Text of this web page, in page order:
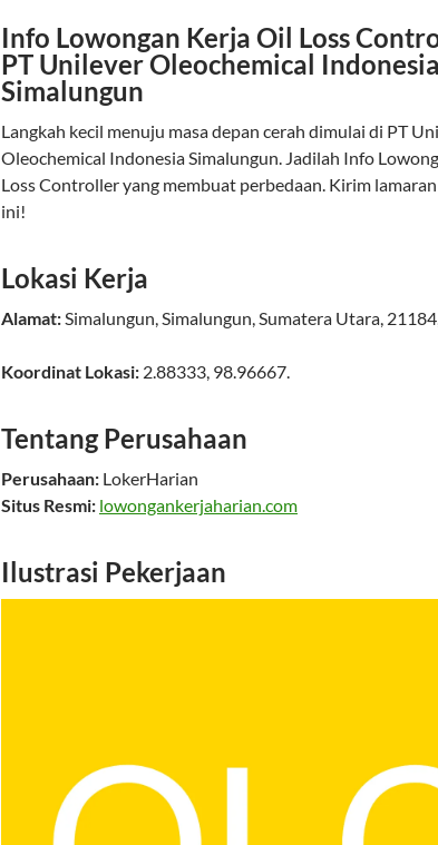
Info Lowongan Kerja Oil Loss
PT Unilever Oleochemical
Simalungun
Langkah kecil menuju masa depan cerah dimulai di PT
Oleochemical Indonesia Simalungun. Jadilah Info
Loss Controller yang membuat perbedaan. Kirim
ini!
Lokasi Kerja
Alamat:Simalungun,Simalungun,Sumatera Utara, 21184
Koordinat Lokasi: 2.88333, 98.96667.
Tentang Perusahaan
Perusahaan: LokerHarian
Situs Resmi: lowongankerjaharian.com
Ilustrasi Pekerjaan